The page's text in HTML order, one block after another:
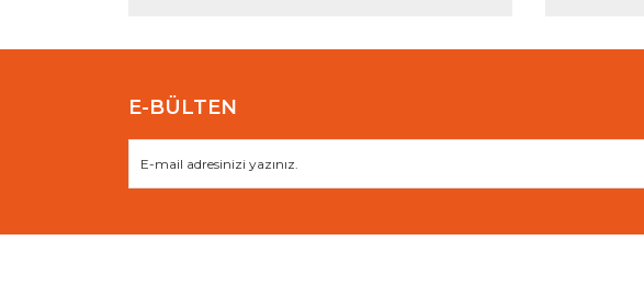
Bu ürüne benzer farklı alternatifler olmalı.
E-BÜLTEN